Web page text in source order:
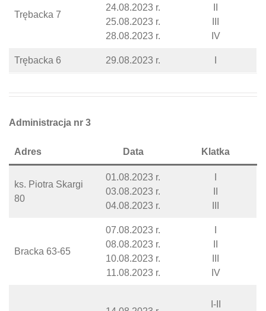
Trębacka 7
24.08.2023 r.
25.08.2023 r.
28.08.2023 r.
IV
Trębacka 6 29.08.2023 r.
Administracja nr 3
Adres Data Klatka
ks. Piotra Skargi
80
01.08.2023 r.
03.08.2023 r.
04.08.2023 r.
Bracka 63-65
07.08.2023 r.
08.08.2023 r.
10.08.2023 r.
11.08.2023 r.
IV
I-II